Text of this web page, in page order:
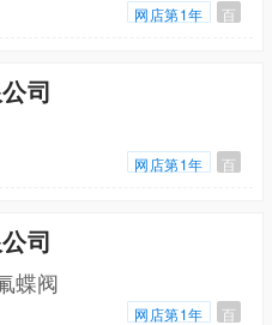
网店第1年 百
司
网店第1年 百
司
蝶阀
网店第1年 百